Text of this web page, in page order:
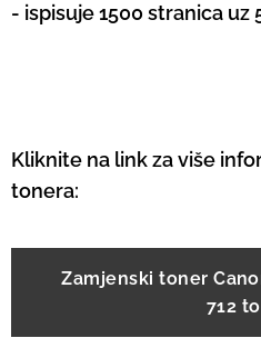
- ispisuje 1500 stranica uz
Kliknite na link za više
tonera:
Zamjenski toner
712